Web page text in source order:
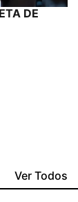
DE
Ver Todos